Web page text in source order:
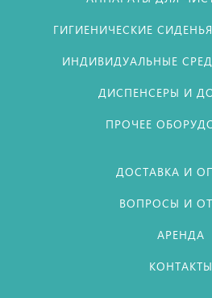
ГИГИЕНИЧЕСКИЕ
ИНДИВИДУАЛЬНЫЕ
ДИСПЕНСЕРЫ И
ПРОЧЕЕ
ДОСТАВКА И
ВОПРОСЫ И
АРЕНДА
КОНТАКТЫ